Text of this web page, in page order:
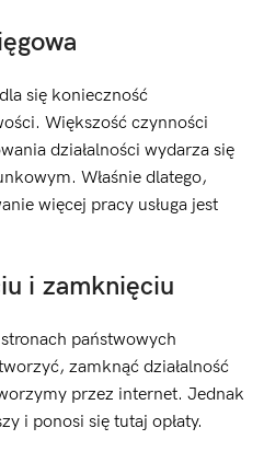
się konieczność
Większość czynności
działalności wydarza się
Właśnie dlatego,
więcej pracy usługa jest
i zamknięciu
państwowych
zamknąć działalność
przez internet. Jednak
i ponosi się tutaj opłaty.